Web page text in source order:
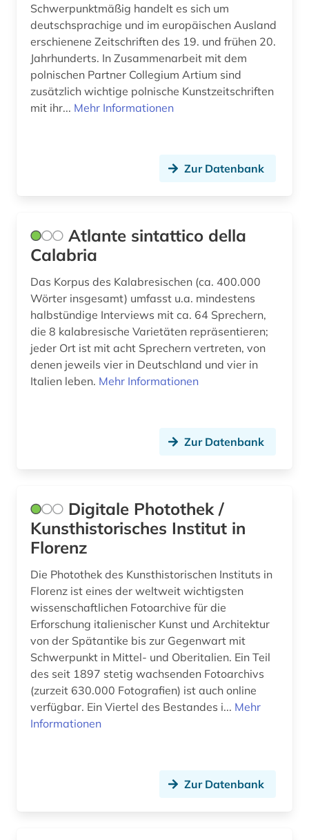
kunstzeitschrift (1)
kupferstichkabinett (1)
künstler (1)
landeskunde (5)
literaturgeschichte (1)
mailand (1)
malerei (1)
massimo (1)
medienwissenschaft (6)
musik (2)
niederlande (1)
online-publikation (1)
oper (1)
partitur (1)
photographie (2)
polen (1)
Schwerpunktmäßig handelt es sich um
deutschsprachige und im europäischen Ausland
erschienene Zeitschriften des 19. und frühen 20.
Jahrhunderts. In Zusammenarbeit mit dem
polnischen Partner Collegium Artium sind
zusätzlich wichtige polnische Kunstzeitschriften
mit ihr... Mehr Informationen
Zur Datenbank
Atlante sintattico della
Calabria
Das Korpus des Kalabresischen (ca. 400.000
Wörter insgesamt) umfasst u.a. mindestens
halbstündige Interviews mit ca. 64 Sprechern,
die 8 kalabresische Varietäten repräsentieren;
jeder Ort ist mit acht Sprechern vertreten, von
denen jeweils vier in Deutschland und vier in
Italien leben. Mehr Informationen
Zur Datenbank
Digitale Photothek /
Kunsthistorisches Institut in
Florenz
Die Photothek des Kunsthistorischen Instituts in
Florenz ist eines der weltweit wichtigsten
wissenschaftlichen Fotoarchive für die
Erforschung italienischer Kunst und Architektur
von der Spätantike bis zur Gegenwart mit
Schwerpunkt in Mittel- und Oberitalien. Ein Teil
des seit 1897 stetig wachsenden Fotoarchivs
(zurzeit 630.000 Fotografien) ist auch online
verfügbar. Ein Viertel des Bestandes i... Mehr
Informationen
Zur Datenbank